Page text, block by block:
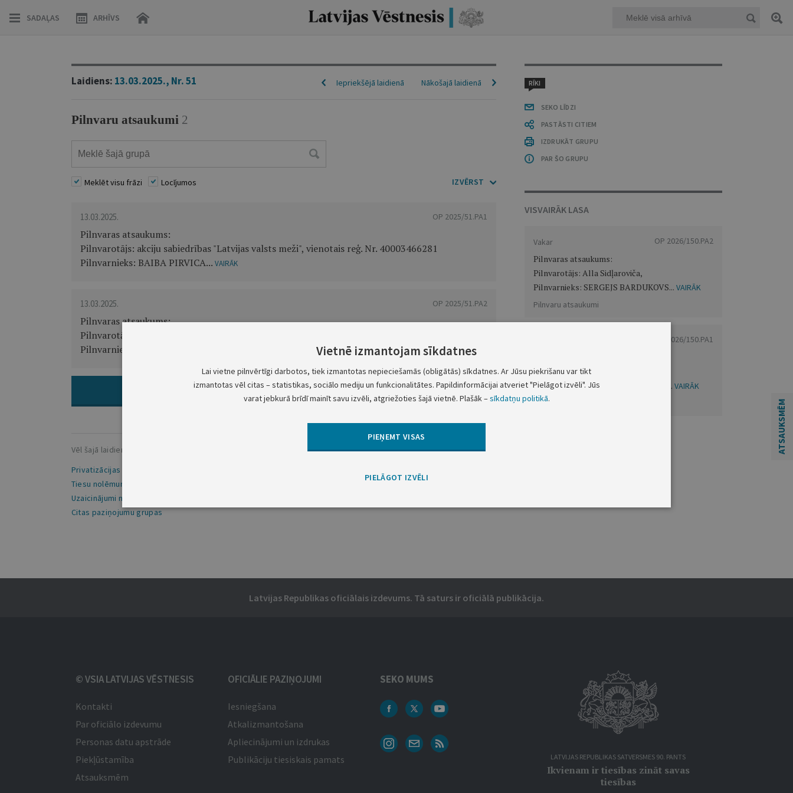
SADAĻAS ARHĪVS
Laidiens: 13.03.2025., Nr. 51 Iepriekšējā laidienā Nākošajā laidienā
Pilnvaru atsaukumi 2
Meklēt visu frāzi Locījumos IZVĒRST
13.03.2025. OP 2025/51.PA1
Pilnvaras atsaukums:
Pilnvarotājs: akciju sabiedrības "Latvijas valsts meži", vienotais reģ. Nr. 40003466281
Pilnvarnieks: BAIBA PIRVICA... VAIRĀK
13.03.2025. OP 2025/51.PA2
Pilnvaras atsaukums:
Pilnvarotājs: Lilija Muratbakijeva (Lilia Muratbakieva),
Pilnvarnieki: ALEKSANDRS KAZAČKOVS, ZANE VILCĀNE...VAIRĀK
ARHĪVS: VISI PAZIŅOJUMI ŠAJĀ GRUPĀ
Vēl šajā laidienā: Iepriekšējā laidienā
Nākošajā laidienā
Privatizācijas ziņas
Tiesu nolēmumi
Uzaicinājumi nokārtot saistības
Citas paziņojumu grupas
RĪKI
SEKO LĪDZI
PASTĀSTI CITIEM
IZDRUKĀT GRUPU
PAR ŠO GRUPU
VISVAIRĀK LASA
Vakar OP 2026/150.PA2
Pilnvaras atsaukums:
Pilnvarotājs: Alla Sidļaroviča,
Pilnvarnieks: SERGEJS BARDUKOVS... VAIRĀK
Pilnvaru atsaukumi
OP 2026/150.PA1
Pilnvarotājs: Aleksejs Rimkevičs,
Pilnvarnieks: TAMĀRA RIMKEVIČA... VAIRĀK
Pilnvaru atsaukumi
Latvijas Republikas oficiālais izdevums. Tā saturs ir oficiālā publikācija.
© VSIA LATVIJAS VĒSTNESIS
Kontakti
Par oficiālo izdevumu
Personas datu apstrāde
Piekļūstamība
Atsauksmēm
OFICIĀLIE PAZIŅOJUMI
Iesniegšana
Atkalizmantošana
Apliecinājumi un izdrukas
Publikāciju tiesiskais pamats
SEKO MUMS
LATVIJAS REPUBLIKAS SATVERSMES 90. PANTS
Ikvienam ir tiesības zināt savas
tiesības
ATSAUKSMĒM
Vietnē izmantojam sīkdatnes
Lai vietne pilnvērtīgi darbotos, tiek izmantotas nepieciešamās (obligātās) sīkdatnes. Ar Jūsu piekrišanu var tikt
izmantotas vēl citas – statistikas, sociālo mediju un funkcionalitātes. Papildinformācijai atveriet "Pielāgot izvēli". Jūs
varat jebkurā brīdī mainīt savu izvēli, atgriežoties šajā vietnē. Plašāk –sīkdatņu politikā.
PIEŅEMT VISAS
PIELĀGOT IZVĒLI